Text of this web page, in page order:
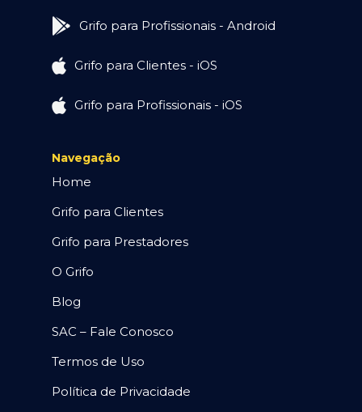
Grifo para Profissionais - Android
Grifo para Clientes - iOS
Grifo para Profissionais - iOS
Navegação
Home
Grifo para Clientes
Grifo para Prestadores
O Grifo
Blog
SAC – Fale Conosco
Termos de Uso
Política de Privacidade